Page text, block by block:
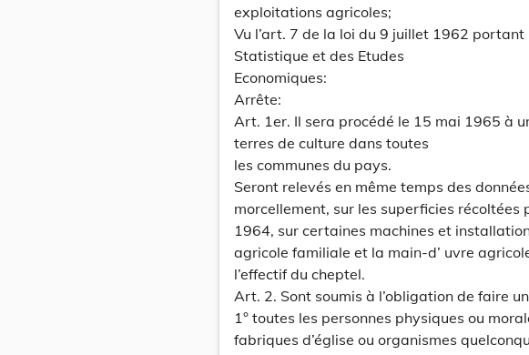
exploitations agricoles;
Vu l’art. 7 de la loi du 9 juillet 1962
Statistique et des Etudes
Economiques:
Arrête:
Art. 1er. Il sera procédé le 15 mai 1965 à
terres de culture dans toutes
les communes du pays.
Seront relevés en même temps des
morcellement, sur les superficies
1964, sur certaines machines et
agricole familiale et la main-d’ uvre
l’effectif du cheptel.
Art. 2. Sont soumis à l’obligation de faire
1° toutes les personnes physiques ou
fabriques d’église ou organismes